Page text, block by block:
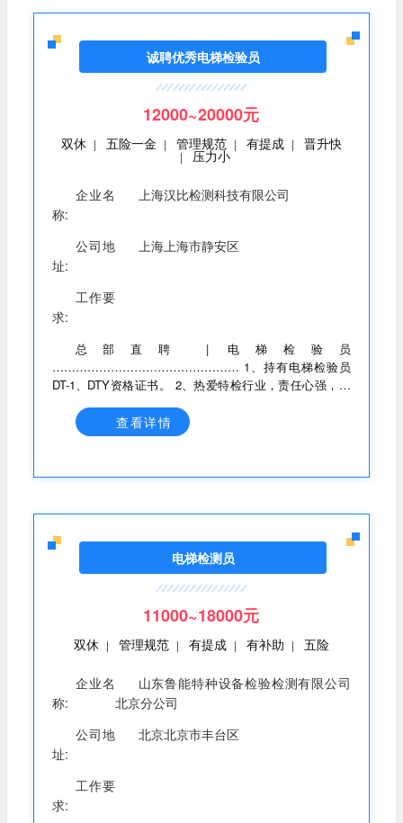
员/检验师证; 2、取得市场监督管理局无损检测人员资格证
按照相关技术标准进行检验检测 ; 熟知自己所从事的检验
检测技术及相关测试标准。 容器/管道检验员：月发 +年终
绩效奖金 +证书补贴； 容器/管道检验师：月发 +年终绩效
险一金、夏季高温补贴、生日福利、节日福利等； （2）
团建福利：每年一次省内团建旅游，三年一次省外团建旅
游。
诚聘优秀电梯检验员
12000~20000元
双休 | 五险一金 | 管理规范 | 有提成 | 晋升快
| 压力小
企业名
称:
上海汉比检测科技有限公司
公司地
址:
上海上海市静安区
工作要
求:
总部直聘 | 电梯检验员
………………………………………… 1、持有电梯检验员
DT-1、DTY资格证书。 2、热爱特检行业，责任心强，有
局，服从公司安排。 …………………………………………
工作地点：上海总部及全国各分公司，可结合个人意愿就
大集团公司背景、规范化企业、人性化管理、诚意满满；
利 缴纳六险一金、高绩效提成、提供住宿餐补、交通补
速度快、工作压力小、团队氛围优等等。
查看详情
电梯检测员
11000~18000元
双休 | 管理规范 | 有提成 | 有补助 | 五险
企业名
称:
山东鲁能特种设备检验检测有限公司
北京分公司
公司地
址:
北京北京市丰台区
工作要
求: